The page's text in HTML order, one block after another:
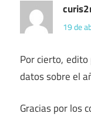
19 de
Por cierto,
datos sobre el
Gracias por los